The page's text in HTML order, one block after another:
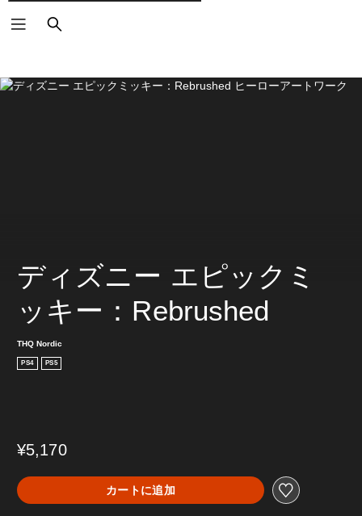
検
索
ディズニー エピックミ
ッキー：Rebrushed
THQ Nordic
PS4 PS5
¥5,170
カートに追加